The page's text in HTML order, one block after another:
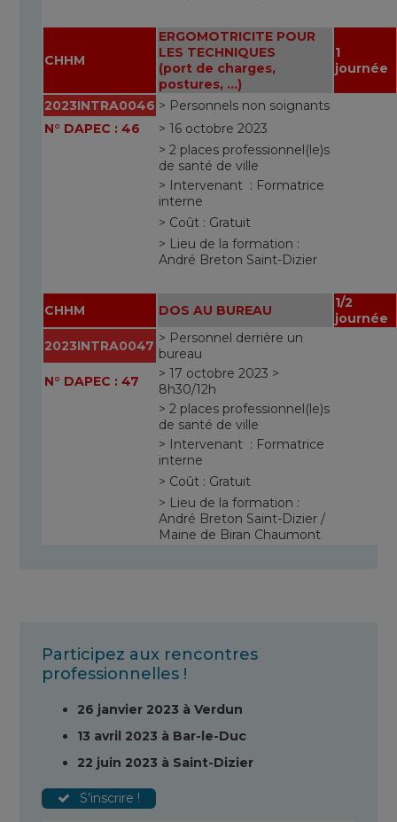
CHHM
ERGOMOTRICITE POUR
LES TECHNIQUES
(port de charges,
postures, …)
1
journée
2023INTRA0046 > Personnels non soignants
N° DAPEC : 46
> 16 octobre 2023
> 2 places professionnel(le)s
de santé de ville
> Intervenant : Formatrice
interne
> Coût : Gratuit
> Lieu de la formation :
André Breton Saint-Dizier
CHHM DOS AU BUREAU
1/2
journée
2023INTRA0047 > Personnel derrière un
bureau
N° DAPEC : 47
> 17 octobre 2023 >
8h30/12h
> 2 places professionnel(le)s
de santé de ville
> Intervenant : Formatrice
interne
> Coût : Gratuit
> Lieu de la formation :
André Breton Saint-Dizier /
Maine de Biran Chaumont
Participez aux rencontres
professionnelles !
26 janvier 2023 à Verdun
13 avril 2023 à Bar-le-Duc
22 juin 2023 à Saint-Dizier
S’inscrire !